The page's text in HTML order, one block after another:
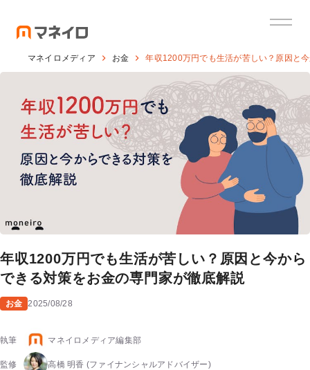
マネイロメディア お金 年収1200万円でも生活が苦しい？原因と
年収1200万円でも生活が苦しい？原因と今から
できる対策をお金の専門家が徹底解説
お金 2025/08/28
執筆 マネイロメディア編集部
監修 高橋 明香 (ファイナンシャルアドバイザー)